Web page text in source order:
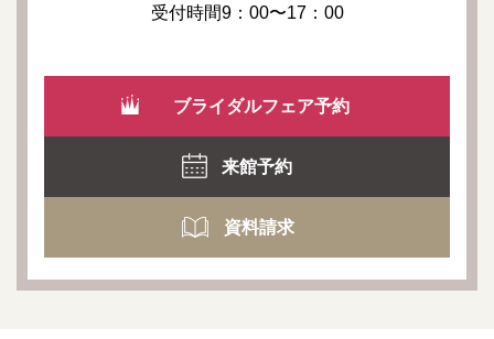
受付時間9：00〜17：00
ブライダルフェア予約
来館予約
資料請求